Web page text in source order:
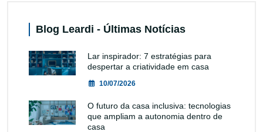
Blog Leardi - Últimas Notícias
Lar inspirador: 7 estratégias para
despertar a criatividade em casa
10/07/2026
O futuro da casa inclusiva: tecnologias
que ampliam a autonomia dentro de
casa